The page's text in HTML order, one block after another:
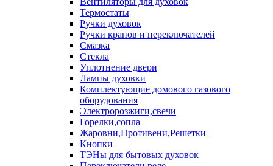
Термостаты
Ручки духовок
Ручки кранов и переключателей
Смазка
Стекла
Уплотнение двери
Лампы духовки
Комплектующие домового газового
оборудования
Электророзжиги,свечи
Горелки,сопла
Жаровни,Противени,Решетки
Кнопки
ТЭНы для бытовых духовок